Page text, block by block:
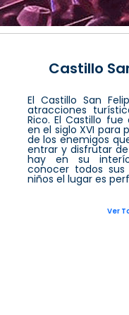
Castillo
El Castillo San
atracciones
Rico. El Castillo
en el siglo XVI para
de los enemigos
entrar y disfrutar
hay en su
conocer todos sus
niños el lugar es
Ver